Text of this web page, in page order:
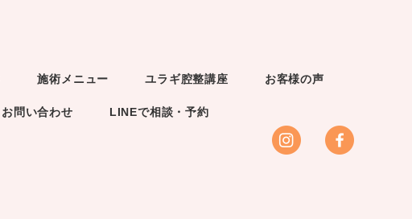
施術メニュー ユラギ腔整講座 お客様の声
お問い合わせ LINEで相談・予約